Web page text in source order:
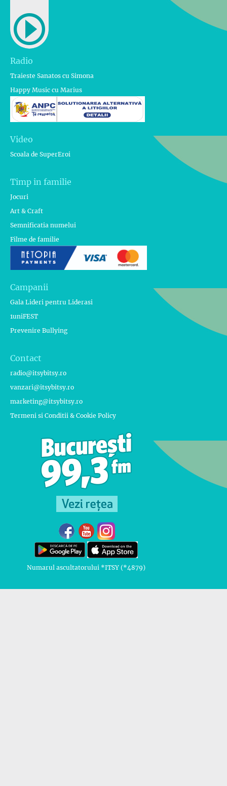
Radio
Traieste Sanatos cu Simona
Happy Music cu Marius
Video
Scoala de SuperEroi
Timp in familie
Jocuri
Art & Craft
Semnificatia numelui
Filme de familie
Campanii
Gala Lideri pentru Liderasi
1uniFEST
Prevenire Bullying
Contact
radio@itsybitsy.ro
vanzari@itsybitsy.ro
marketing@itsybitsy.ro
Termeni si Conditii & Cookie Policy
Numarul ascultatorului *ITSY (*4879)